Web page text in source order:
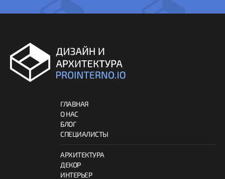
ГЛАВНАЯ
О НАС
БЛОГ
СПЕЦИАЛИСТЫ
АРХИТЕКТУРА
ДЕКОР
ИНТЕРЬЕР